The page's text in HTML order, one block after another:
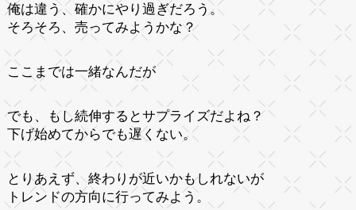
俺は違う、確かにやり過ぎだろう。
そろそろ、売ってみようかな？
ここまでは一緒なんだが
でも、もし続伸するとサプライズだよね？
下げ始めてからでも遅くない。
とりあえず、終わりが近いかもしれないが
トレンドの方向に行ってみよう。